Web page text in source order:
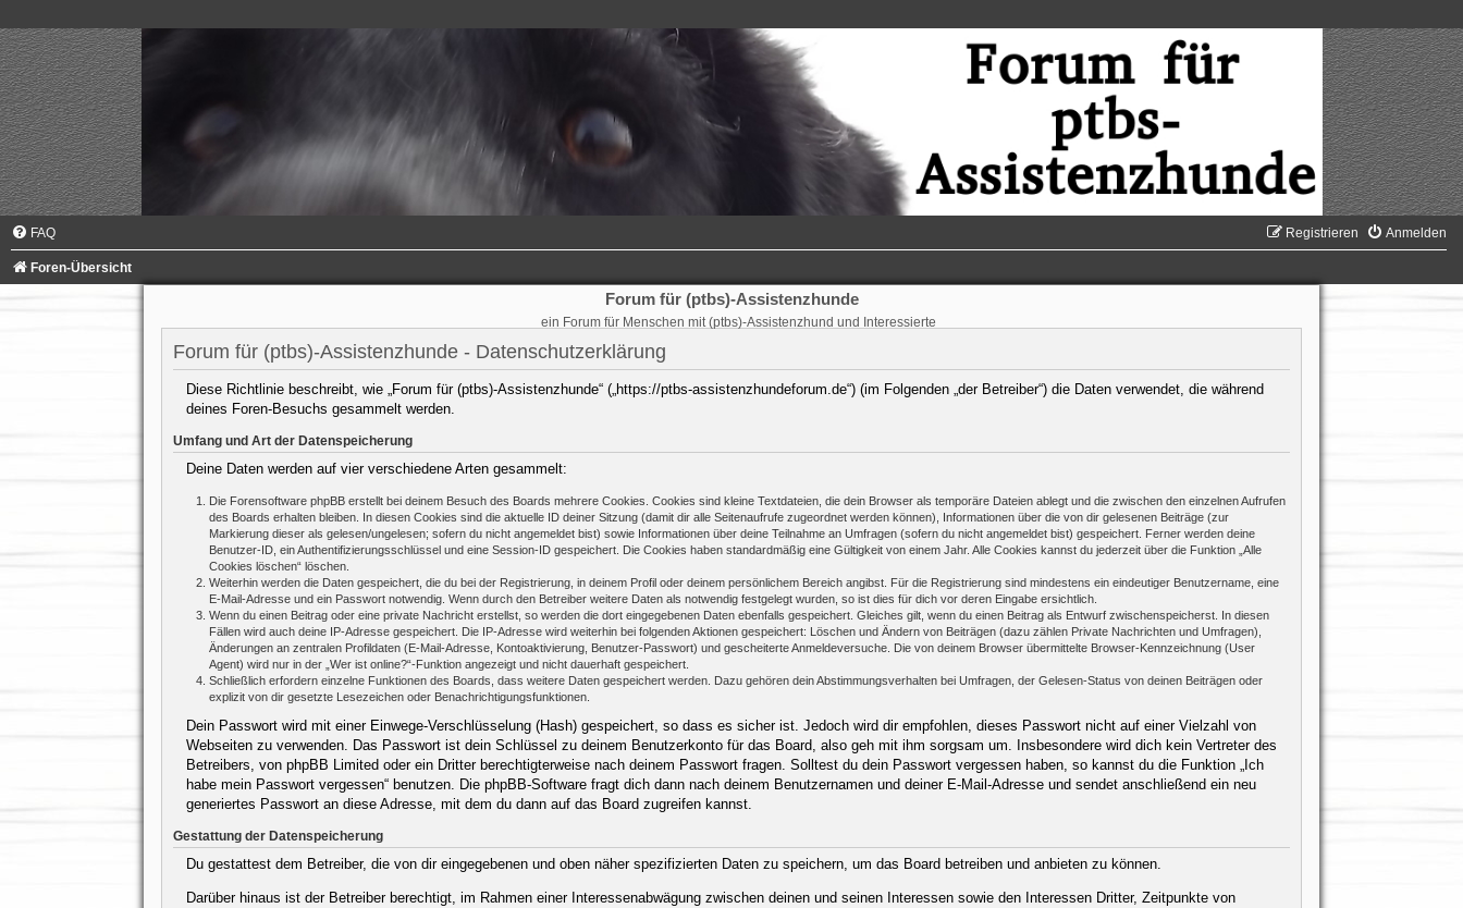
FAQ Anmelden
Registrieren
Foren-Übersicht
Forum für (ptbs)-Assistenzhunde
ein Forum für Menschen mit (ptbs)-Assistenzhund und Interessierte
Forum für (ptbs)-Assistenzhunde - Datenschutzerklärung
Diese Richtlinie beschreibt, wie „Forum für (ptbs)-Assistenzhunde“ („https://ptbs-assistenzhundeforum.de“) (im Folgenden „der Betreiber“) die Daten verwendet, die während
deines Foren-Besuchs gesammelt werden.
Umfang und Art der Datenspeicherung
Deine Daten werden auf vier verschiedene Arten gesammelt:
Die Forensoftware phpBB erstellt bei deinem Besuch des Boards mehrere Cookies. Cookies sind kleine Textdateien, die dein Browser als temporäre Dateien ablegt und die zwischen den einzelnen Aufrufen
des Boards erhalten bleiben. In diesen Cookies sind die aktuelle ID deiner Sitzung (damit dir alle Seitenaufrufe zugeordnet werden können), Informationen über die von dir gelesenen Beiträge (zur
Markierung dieser als gelesen/ungelesen; sofern du nicht angemeldet bist) sowie Informationen über deine Teilnahme an Umfragen (sofern du nicht angemeldet bist) gespeichert. Ferner werden deine
Benutzer-ID, ein Authentifizierungsschlüssel und eine Session-ID gespeichert. Die Cookies haben standardmäßig eine Gültigkeit von einem Jahr. Alle Cookies kannst du jederzeit über die Funktion „Alle
Cookies löschen“ löschen.
Weiterhin werden die Daten gespeichert, die du bei der Registrierung, in deinem Profil oder deinem persönlichem Bereich angibst. Für die Registrierung sind mindestens ein eindeutiger Benutzername, eine
E-Mail-Adresse und ein Passwort notwendig. Wenn durch den Betreiber weitere Daten als notwendig festgelegt wurden, so ist dies für dich vor deren Eingabe ersichtlich.
Wenn du einen Beitrag oder eine private Nachricht erstellst, so werden die dort eingegebenen Daten ebenfalls gespeichert. Gleiches gilt, wenn du einen Beitrag als Entwurf zwischenspeicherst. In diesen
Fällen wird auch deine IP-Adresse gespeichert. Die IP-Adresse wird weiterhin bei folgenden Aktionen gespeichert: Löschen und Ändern von Beiträgen (dazu zählen Private Nachrichten und Umfragen),
Änderungen an zentralen Profildaten (E-Mail-Adresse, Kontoaktivierung, Benutzer-Passwort) und gescheiterte Anmeldeversuche. Die von deinem Browser übermittelte Browser-Kennzeichnung (User
Agent) wird nur in der „Wer ist online?“-Funktion angezeigt und nicht dauerhaft gespeichert.
Schließlich erfordern einzelne Funktionen des Boards, dass weitere Daten gespeichert werden. Dazu gehören dein Abstimmungsverhalten bei Umfragen, der Gelesen-Status von deinen Beiträgen oder
explizit von dir gesetzte Lesezeichen oder Benachrichtigungsfunktionen.
Dein Passwort wird mit einer Einwege-Verschlüsselung (Hash) gespeichert, so dass es sicher ist. Jedoch wird dir empfohlen, dieses Passwort nicht auf einer Vielzahl von
Webseiten zu verwenden. Das Passwort ist dein Schlüssel zu deinem Benutzerkonto für das Board, also geh mit ihm sorgsam um. Insbesondere wird dich kein Vertreter des
Betreibers, von phpBB Limited oder ein Dritter berechtigterweise nach deinem Passwort fragen. Solltest du dein Passwort vergessen haben, so kannst du die Funktion „Ich
habe mein Passwort vergessen“ benutzen. Die phpBB-Software fragt dich dann nach deinem Benutzernamen und deiner E-Mail-Adresse und sendet anschließend ein neu
generiertes Passwort an diese Adresse, mit dem du dann auf das Board zugreifen kannst.
Gestattung der Datenspeicherung
Du gestattest dem Betreiber, die von dir eingegebenen und oben näher spezifizierten Daten zu speichern, um das Board betreiben und anbieten zu können.
Darüber hinaus ist der Betreiber berechtigt, im Rahmen einer Interessenabwägung zwischen deinen und seinen Interessen sowie den Interessen Dritter, Zeitpunkte von